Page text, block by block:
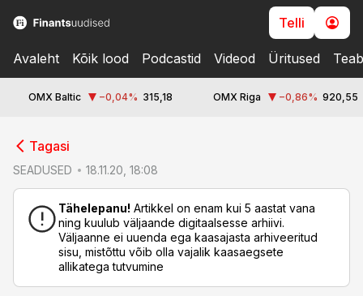
Telli
Avaleht Kõik lood Podcastid Videod Üritused
OMX Baltic −0,04% 315,18 OMX Riga −0,86% 920,55
Tagasi
SEADUSED 18.11.20, 18:08
Tähelepanu! Artikkel on enam kui 5 aastat vana
ning kuulub väljaande digitaalsesse arhiivi.
Väljaanne ei uuenda ega kaasajasta arhiveeritud
sisu, mistõttu võib olla vajalik kaasaegsete
allikatega tutvumine